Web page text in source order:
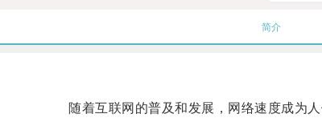
简介
随着互联网的普及和发展，网络速度成为人